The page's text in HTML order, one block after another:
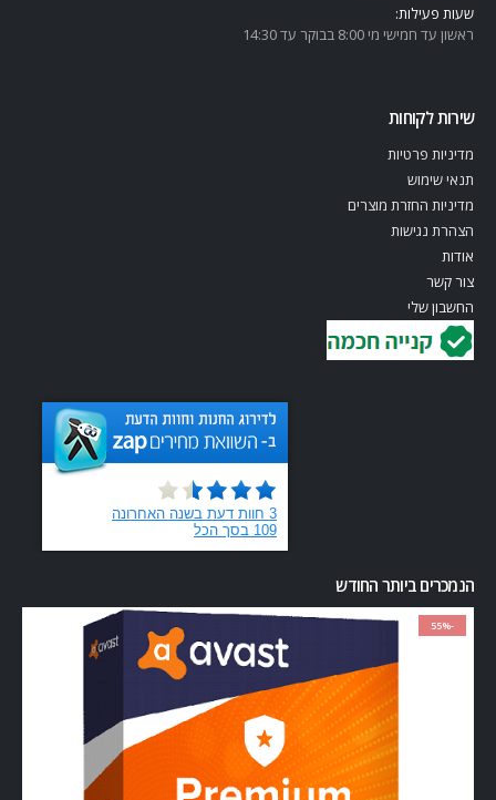
שעות פעילות:
ראשון עד חמישי מי 8:00 בבוקר עד 14:30
שירות לקוחות
מדיניות פרטיות
תנאי שימוש
מדיניות החזרת מוצרים
הצהרת נגישות
אודות
צור קשר
החשבון שלי
הנמכרים ביותר החודש
-55%